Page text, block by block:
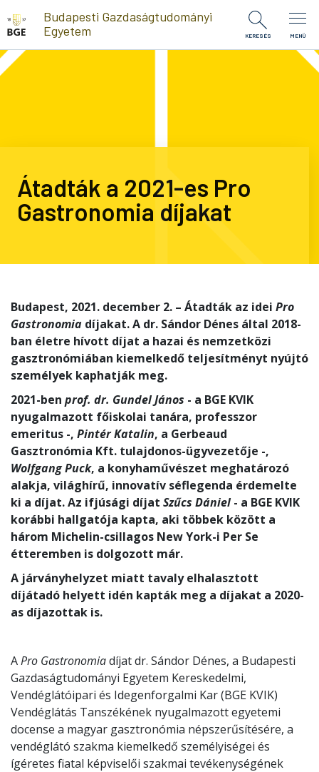
Ugrás a tartalomra
Budapesti Gazdaságtudományi
Egyetem
KERESÉS MENÜ
Átadták a 2021-es Pro
Gastronomia díjakat
Budapest, 2021. december 2. – Átadták az idei Pro
Gastronomia díjakat. A dr. Sándor Dénes által 2018-
ban életre hívott díjat a hazai és nemzetközi
gasztronómiában kiemelkedő teljesítményt nyújtó
személyek kaphatják meg.
2021-ben prof. dr. Gundel János - a BGE KVIK
nyugalmazott főiskolai tanára, professzor
emeritus -, Pintér Katalin, a Gerbeaud
Gasztronómia Kft. tulajdonos-ügyvezetője -,
Wolfgang Puck, a konyhaművészet meghatározó
alakja, világhírű, innovatív séflegenda érdemelte
ki a díjat. Az ifjúsági díjat Szűcs Dániel- a BGE KVIK
korábbi hallgatója kapta, aki többek között a
három Michelin-csillagos New York-i Per Se
étteremben is dolgozott már.
A járványhelyzet miatt tavaly elhalasztott
díjátadó helyett idén kapták meg a díjakat a 2020-
as díjazottak is.
APro Gastronomiadíjat dr. Sándor Dénes, a Budapesti
Gazdaságtudományi Egyetem Kereskedelmi,
Vendéglátóipari és Idegenforgalmi Kar (BGE KVIK)
Vendéglátás Tanszékének nyugalmazott egyetemi
docense a magyar gasztronómia népszerűsítésére, a
vendéglátó szakma kiemelkedő személyiségei és
ígéretes fiatal képviselői szakmai tevékenységének